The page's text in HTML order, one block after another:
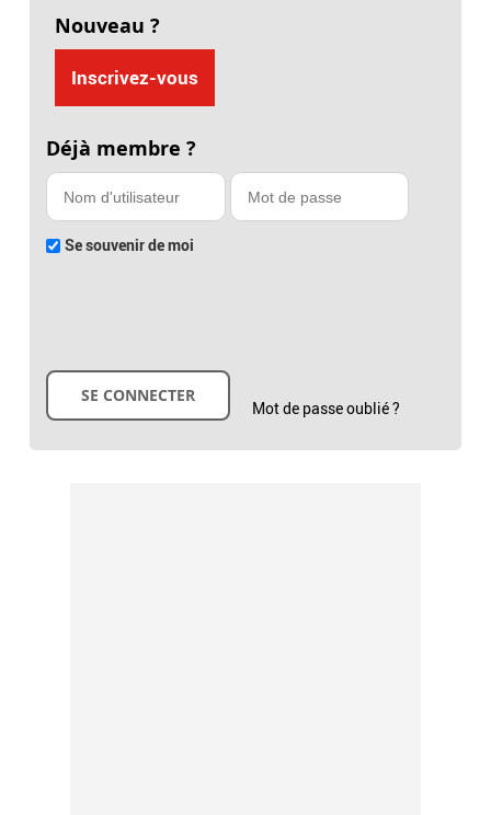
Nouveau ?
Inscrivez-vous
Déjà membre ?
Se souvenir de moi
Mot de passe oublié ?